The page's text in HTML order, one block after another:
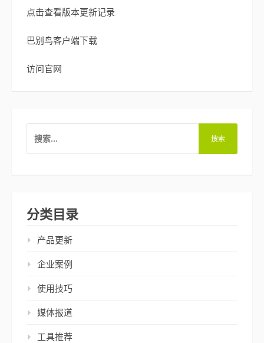
点击查看版本更新记录
巴别鸟客户端下载
访问官网
索：
分类目录
产品更新
企业案例
使用技巧
媒体报道
工具推荐